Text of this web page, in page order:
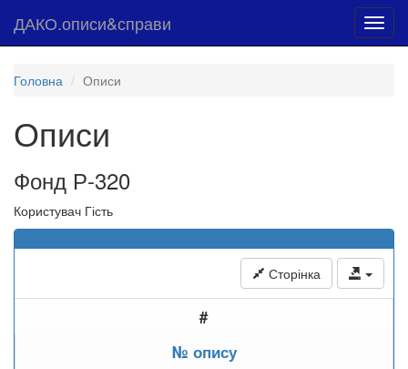
ДАКО.описи&справи
Головна Описи
Описи
Фонд Р-320
Користувач Гість
Сторінка
#
№ опису